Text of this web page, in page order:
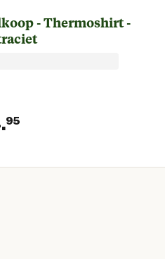
- Thermoshirt -
95
Huidige prijs €